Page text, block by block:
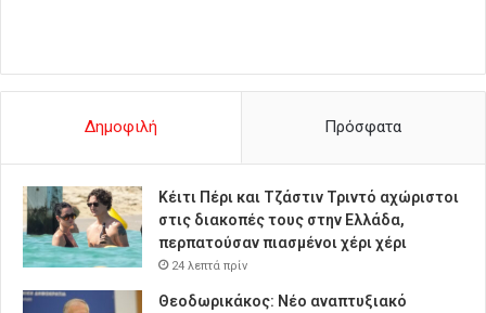
Δημοφιλή Πρόσφατα
Κέιτι Πέρι και Τζάστιν Τριντό αχώριστοι
στις διακοπές τους στην Ελλάδα,
περπατούσαν πιασμένοι χέρι χέρι
24 λεπτά πρίν
Θεοδωρικάκος: Νέο αναπτυξιακό